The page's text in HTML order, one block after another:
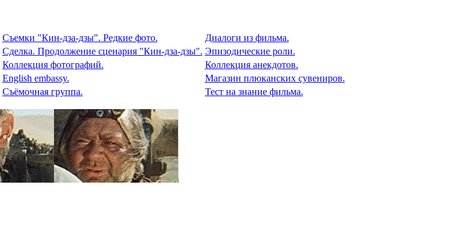
Съемки "Кин-дза-дзы". Редкие фото.
Диалоги из фильма.
Сделка. Продолжение сценария "Кин-дза-дзы". Эпизодические роли.
Коллекция фотографий.
Коллекция анекдотов.
English embassy.
Магазин плюканских сувениров.
Съёмочная группа. Тест на знание фильма.